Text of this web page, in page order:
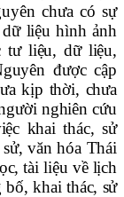
chưa có sự
liệu hình ảnh
tư liệu, dữ liệu,
được cập
kịp thời, chưa
nghiên cứu
khai thác, sử
văn hóa Thái
tài liệu về lịch
bố, khai thác, sử